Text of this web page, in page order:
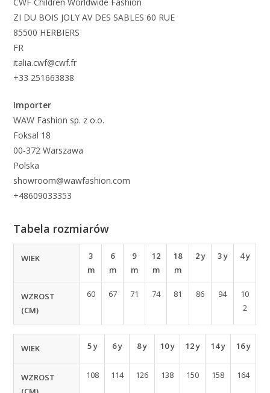
ZI DU BOIS JOLY AV DES SABLES 60 RUE
85500 HERBIERS
FR
italia.cwf@cwf.fr
+33 251663838
Importer
WAW Fashion sp. z o.o.
Foksal 18
00-372 Warszawa
Polska
showroom@wawfashion.com
+48609033353
Tabela rozmiarów
WIEK
3
m
6
m
9
m
12
m
18
m
2 y 3 y 4 y
WZROST
(CM)
60 67 71 74 81 86 94
10
2
WIEK 5 y 6 y 8 y 10 y 12 y 14 y 16 y
WZROST
108 114 126 138 150 158 164